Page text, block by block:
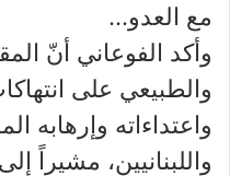
مع العدو…
وأكد الفوعاني أنّ
والطبيعي على
واعتداءاته وإرهابه
واللبنانيين، مشيراً